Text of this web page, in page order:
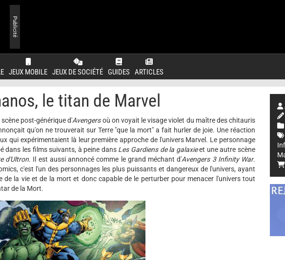
JEUX MOBILE JEUX DE SOCIÉTÉ GUIDES ARTICLES
Publicité
le titan de Marvel
post-générique d'Avengersoù on voyait le visage violet du maître des chitauris
qu'on ne trouverait sur Terre "que la mort" a fait hurler de joie. Une réaction
qui expérimentaient là leur première approche de l'univers Marvel. Le personnage
dans les films suivants, à peine dans Les Gardiens de la galaxieet une autre scène
d'Ultron. Il est aussi annoncé comme le grand méchant d'Avengers 3 Infinity War.
c'est l'un des personnages les plus puissants et dangereux de l'univers, ayant
de la vie et de la mort et donc capable de le perturber pour menacer l'univers tout
de la Mort.